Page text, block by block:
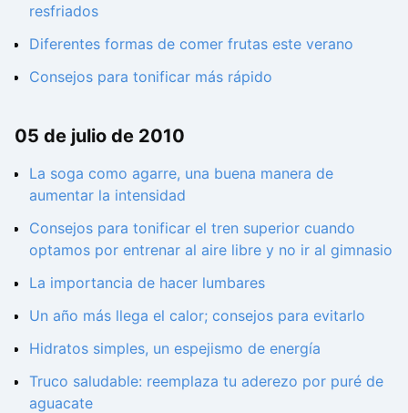
resfriados
Diferentes formas de comer frutas este verano
Consejos para tonificar más rápido
05 de julio de 2010
La soga como agarre, una buena manera de
aumentar la intensidad
Consejos para tonificar el tren superior cuando
optamos por entrenar al aire libre y no ir al gimnasio
La importancia de hacer lumbares
Un año más llega el calor; consejos para evitarlo
Hidratos simples, un espejismo de energía
Truco saludable: reemplaza tu aderezo por puré de
aguacate